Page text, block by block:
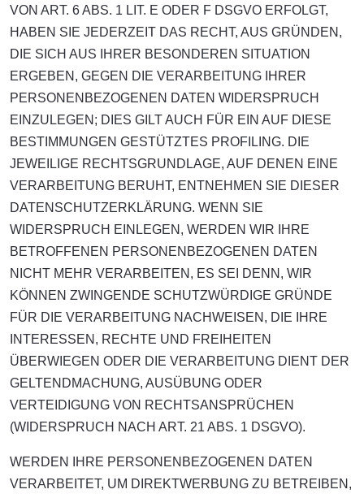
VON ART. 6 ABS. 1 LIT. E ODER F DSGVO ERFOLGT,
HABEN SIE JEDERZEIT DAS RECHT, AUS GRÜNDEN,
DIE SICH AUS IHRER BESONDEREN SITUATION
ERGEBEN, GEGEN DIE VERARBEITUNG IHRER
PERSONENBEZOGENEN DATEN WIDERSPRUCH
EINZULEGEN; DIES GILT AUCH FÜR EIN AUF DIESE
BESTIMMUNGEN GESTÜTZTES PROFILING. DIE
JEWEILIGE RECHTSGRUNDLAGE, AUF DENEN EINE
VERARBEITUNG BERUHT, ENTNEHMEN SIE DIESER
DATENSCHUTZERKLÄRUNG. WENN SIE
WIDERSPRUCH EINLEGEN, WERDEN WIR IHRE
BETROFFENEN PERSONENBEZOGENEN DATEN
NICHT MEHR VERARBEITEN, ES SEI DENN, WIR
KÖNNEN ZWINGENDE SCHUTZWÜRDIGE GRÜNDE
FÜR DIE VERARBEITUNG NACHWEISEN, DIE IHRE
INTERESSEN, RECHTE UND FREIHEITEN
ÜBERWIEGEN ODER DIE VERARBEITUNG DIENT DER
GELTENDMACHUNG, AUSÜBUNG ODER
VERTEIDIGUNG VON RECHTSANSPRÜCHEN
(WIDERSPRUCH NACH ART. 21 ABS. 1 DSGVO).
WERDEN IHRE PERSONENBEZOGENEN DATEN
VERARBEITET, UM DIREKTWERBUNG ZU BETREIBEN,